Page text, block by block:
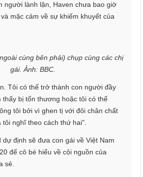
người lành lặn, Haven chưa bao giờ
mặc cảm về sự khiếm khuyết của
cùng bên phải) chụp cùng các chị
gái. Ảnh: BBC.
Tôi có thể trở thành con người đầy
thấy bị tổn thương hoặc tôi có thể
tôi bởi vì ghen tị với đôi chân chất
tôi nghĩ theo cách thứ hai".
dự định sẽ đưa con gái về Việt Nam
để cô bé hiểu về cội nguồn của
sẻ.